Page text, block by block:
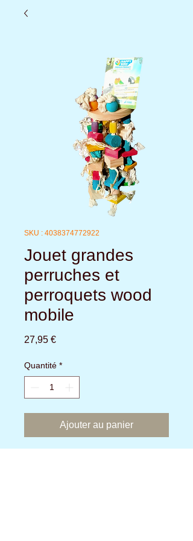
SKU : 4038374772922
Jouet grandes
perruches et
perroquets wood
mobile
27,95 €Prix
Quantité *
Ajouter au panier